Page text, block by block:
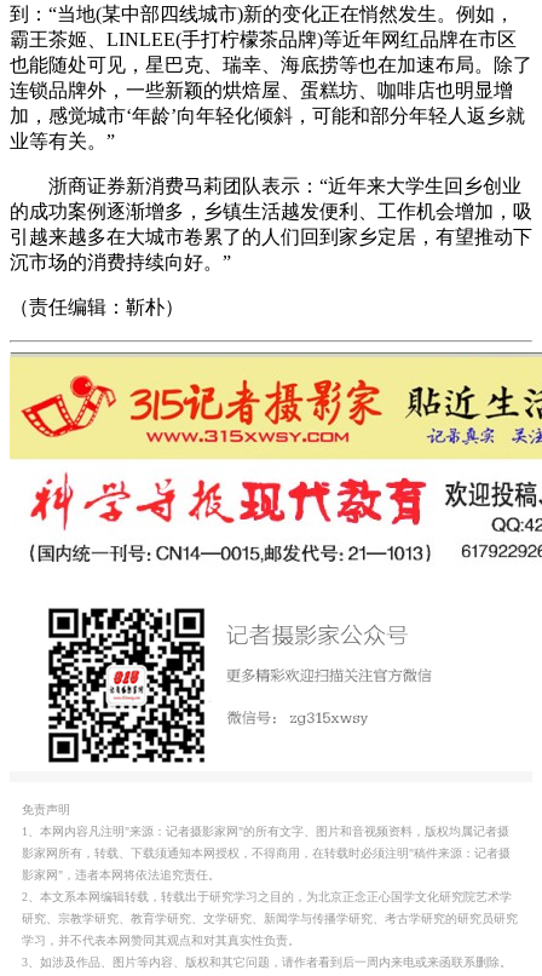
到：“当地(某中部四线城市)新的变化正在悄然发生。例如，
霸王茶姬、LINLEE(手打柠檬茶品牌)等近年网红品牌在市区
也能随处可见，星巴克、瑞幸、海底捞等也在加速布局。除了
连锁品牌外，一些新颖的烘焙屋、蛋糕坊、咖啡店也明显增
加，感觉城市‘年龄’向年轻化倾斜，可能和部分年轻人返乡就
业等有关。”
浙商证券新消费马莉团队表示：“近年来大学生回乡创业
的成功案例逐渐增多，乡镇生活越发便利、工作机会增加，吸
引越来越多在大城市卷累了的人们回到家乡定居，有望推动下
沉市场的消费持续向好。”
（责任编辑：靳朴）
免责声明
1、本网内容凡注明"来源：记者摄影家网"的所有文字、图片和音视频资料，版权均属记者摄
影家网所有，转载、下载须通知本网授权，不得商用，在转载时必须注明"稿件来源：记者摄
影家网"，违者本网将依法追究责任。
2、本文系本网编辑转载，转载出于研究学习之目的，为北京正念正心国学文化研究院艺术学
研究、宗教学研究、教育学研究、文学研究、新闻学与传播学研究、考古学研究的研究员研究
学习，并不代表本网赞同其观点和对其真实性负责。
3、如涉及作品、图片等内容、版权和其它问题，请作者看到后一周内来电或来函联系删除。